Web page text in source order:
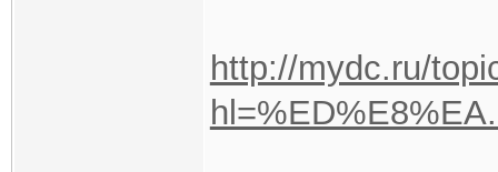
http://mydc.ru/